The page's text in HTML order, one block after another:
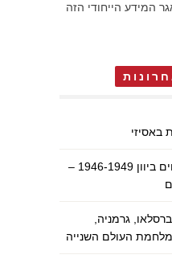
המידע הייחודי הזה
באסיזי
מלחמת האזרחים ביוון 1946-1949 –
גרמניה,
העולם השנייה